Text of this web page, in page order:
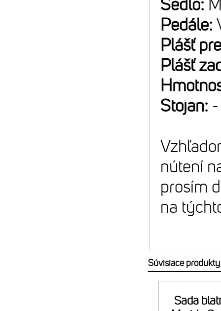
Sedlo:
Pedále:
Plášť
Plášť
Stojan: -
nútení
prosím
na
Súvisiace produkty
Sada